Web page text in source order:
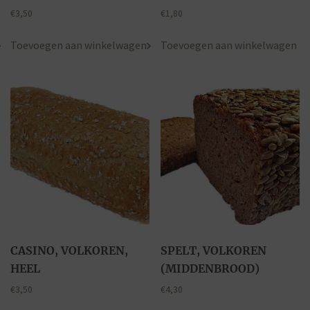
€3,50
Toevoegen aan winkelwagen
€1,80
Toevoegen aan winkelwagen
CASINO, VOLKOREN,
HEEL
€3,50
SPELT, VOLKOREN
(MIDDENBROOD)
€4,30